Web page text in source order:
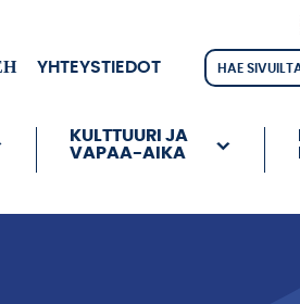
YHTEYSTIEDOT
KULTTUURI JA
VAPAA-AIKA